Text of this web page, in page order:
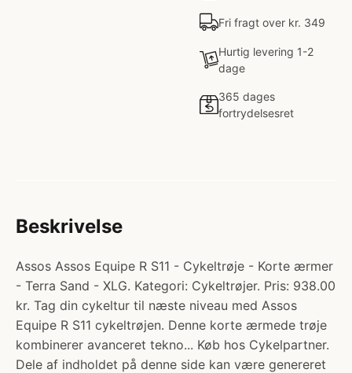
Fri fragt over kr. 349
Hurtig levering 1-2
dage
365 dages
fortrydelsesret
Beskrivelse
Assos Assos Equipe R S11 - Cykeltrøje - Korte ærmer
- Terra Sand - XLG. Kategori: Cykeltrøjer. Pris: 938.00
kr. Tag din cykeltur til næste niveau med Assos
Equipe R S11 cykeltrøjen. Denne korte ærmede trøje
kombinerer avanceret tekno... Køb hos Cykelpartner.
Dele af indholdet på denne side kan være genereret